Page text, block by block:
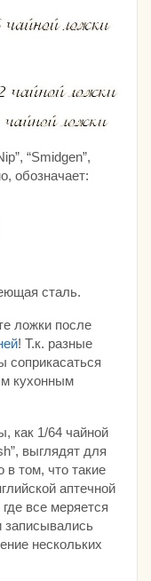
“Smidgen”,
обозначает:
сталь.
ложки после
! Т.к. разные
соприкасаться
кухонным
как 1/64 чайной
выглядят для
в том, что такие
аптечной
все меряется
нескольких